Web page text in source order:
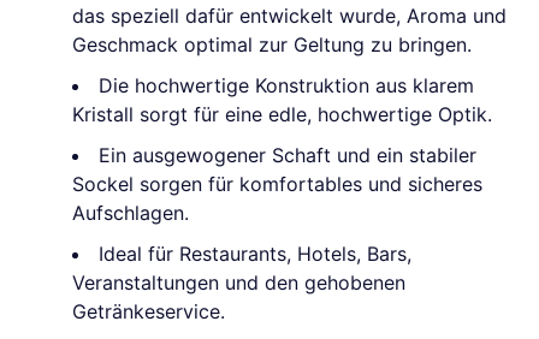
das speziell dafür entwickelt wurde, Aroma und
Geschmack optimal zur Geltung zu bringen.
Die hochwertige Konstruktion aus klarem
Kristall sorgt für eine edle, hochwertige Optik.
Ein ausgewogener Schaft und ein stabiler
Sockel sorgen für komfortables und sicheres
Aufschlagen.
Ideal für Restaurants, Hotels, Bars,
Veranstaltungen und den gehobenen
Getränkeservice.